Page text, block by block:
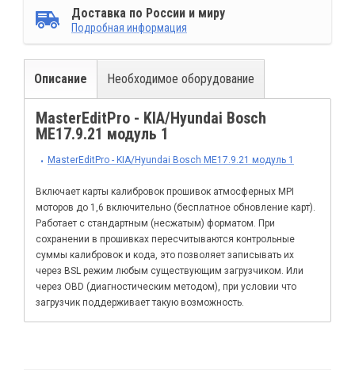
Доставка по России и миру
Подробная информация
Описание Необходимое оборудование
MasterEditPro - KIA/Hyundai Bosch
ME17.9.21 модуль 1
MasterEditPro - KIA/Hyundai Bosch ME17.9.21 модуль 1
Включает карты калибровок прошивок атмосферных MPI
моторов до 1,6 включительно (бесплатное обновление карт).
Работает с стандартным (несжатым) форматом. При
сохранении в прошивках пересчитываются контрольные
суммы калибровок и кода, это позволяет записывать их
через BSL режим любым существующим загрузчиком. Или
через OBD (диагностическим методом), при условии что
загрузчик поддерживает такую возможность.